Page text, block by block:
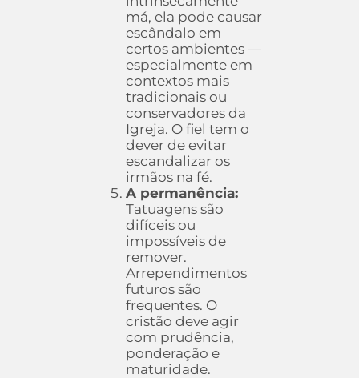
má, ela pode causar
escândalo em
certos ambientes —
especialmente em
contextos mais
tradicionais ou
conservadores da
Igreja. O fiel tem o
dever de evitar
escandalizar os
irmãos na fé.
A permanência:
Tatuagens são
difíceis ou
impossíveis de
remover.
Arrependimentos
futuros são
frequentes. O
cristão deve agir
com prudência,
ponderação e
maturidade.